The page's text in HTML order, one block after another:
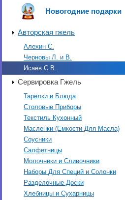
Новогодние подарки
Авторская гжель
Алехин С.
Черновы Л. и В.
Исаев С.В.
Сервировка Гжель
Тарелки и Блюда
Столовые Приборы
Текстиль Кухонный
Масленки (Емкости Для Масла)
Соусники
Салфетницы
Молочники и Сливочники
Наборы Для Специй и Солонки
Разделочные Доски
Хлебницы и Сухарницы